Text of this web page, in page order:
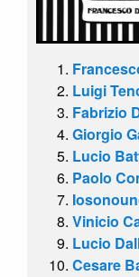
Luigi
Fabrizio
Giorgio
Lucio
Paolo
Vinicio
Lucio
Cesare